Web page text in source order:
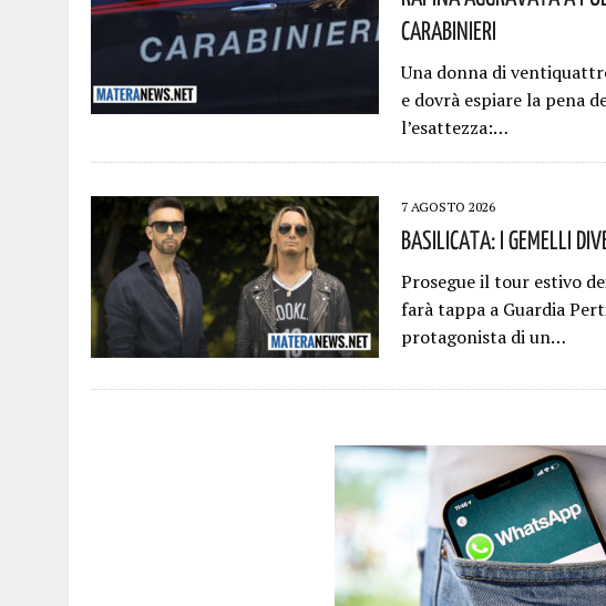
Carabinieri
Una donna di
e dovrà espiare la pena
l’esattezza:…
7 AGOSTO 2026
Basilicata: I Gemelli
Prosegue il tour estivo
farà tappa a Guardia
protagonista di un…